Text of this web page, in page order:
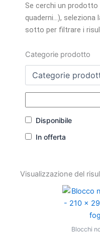
Se cerchi un
quaderni…), seleziona
sotto per filtrare i
Categorie prodotto
Disponibile
In offerta
Visualizzazione del
Blocchi